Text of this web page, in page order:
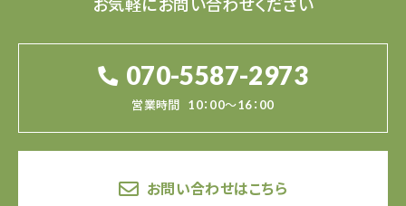
070-5587-2973
営業時間 10：00～16：00
お問い合わせはこちら